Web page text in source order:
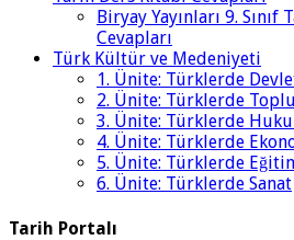
Biryay Yayınları 9. Sınıf
Cevapları
Türk Kültür ve Medeniyeti
1. Ünite: Türklerde
2. Ünite: Türklerde
3. Ünite: Türklerde
4. Ünite: Türklerde
5. Ünite: Türklerde
6. Ünite: Türklerde Sanat
Tarih Portalı